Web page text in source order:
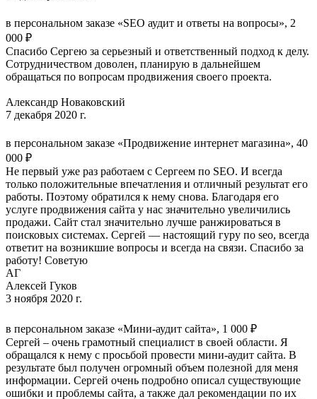
в персональном заказе «SEO аудит и ответы на вопросы», 2
000 ₽
Спасибо Сергею за серьезный и ответственный подход к делу.
Сотрудничеством доволен, планирую в дальнейшем
обращаться по вопросам продвижения своего проекта.
Александр Новаковский
7 декабря 2020 г.
в персональном заказе «Продвижение интернет магазина», 40
000 ₽
Не первый уже раз работаем с Сергеем по SEO. И всегда
только положительные впечатления и отличный результат его
работы. Поэтому обратился к нему снова. Благодаря его
услуге продвижения сайта у нас значительно увеличились
продажи. Сайт стал значительно лучше ранжироваться в
поисковых системах. Сергей — настоящий гуру по seo, всегда
ответит на возникшие вопросы и всегда на связи. Спасибо за
работу! Советую
АГ
Алексей Гуков
3 ноября 2020 г.
в персональном заказе «Мини-аудит сайта», 1 000 ₽
Сергей – очень грамотный специалист в своей области. Я
обращался к нему с просьбой провести мини-аудит сайта. В
результате был получен огромный объем полезной для меня
информации. Сергей очень подробно описал существующие
ошибки и проблемы сайта, а также дал рекомендации по их